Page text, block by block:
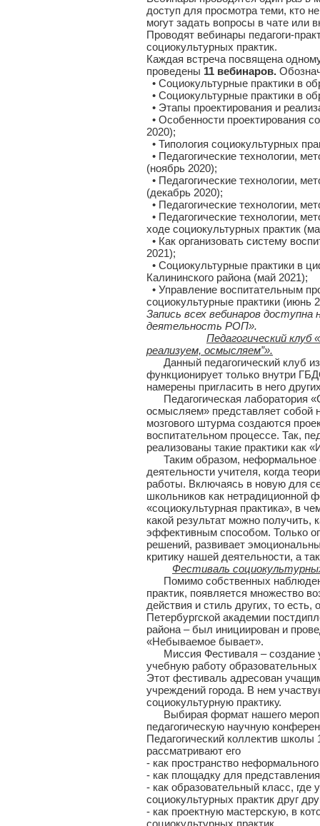
доступ для просмотра теми, кто
могут задать вопросы в чате или
Проводят вебинары педагоги-
социокультурных практик.
Каждая встреча посвящена
проведены 11 вебинаров.
• Социокультурные практики в
• Социокультурные практики в
• Этапы проектирования и
• Особенности проектирования
2020);
• Типология социокультурных
• Педагогические технологии,
(ноябрь 2020);
• Педагогические технологии,
(декабрь 2020);
• Педагогические технологии,
• Педагогические технологии,
ходе социокультурных практик
• Как организовать систему
2021);
• Социокультурные практики в
Калининского района (май 2021);
• Управление воспитательным
социокультурные практики (июнь
Запись всех вебинаров
деятельность РОП».
Педагогический
реализуем, осмысляем”».
Данный педагогический клуб
функционирует только внутри
намерены пригласить в него
Педагогическая лаборатория
осмысляем» представляет собой
мозгового штурма создаются
воспитательном процессе. Так,
реализованы такие практики как
Таким образом, неформальное
деятельности учителя, когда
работы. Включаясь в новую для
школьников как нетрадиционной
«социокультурная практика», в
какой результат можно
эффективным способом. Только
решений, развивает
критику нашей деятельности, а
Фестиваль
Помимо собственных
практик, появляется множество
действия и стиль других, то
Петербургской академии
района – был инициирован и
«Небываемое бывает».
Миссия Фестиваля – создание
учебную работу образовательных
Этот фестиваль адресован
учреждений города. В нем
социокультурную практику.
Выбирая формат нашего
педагогическую научную
Педагогический коллектив
рассматривают его
- как пространство
- как площадку для
- как образовательный класс, где
социокультурных практик друг
- как проектную мастерскую, в
социокультурных практик.